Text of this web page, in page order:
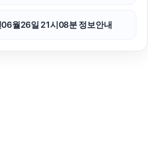
월26일 21시08분 정보안내